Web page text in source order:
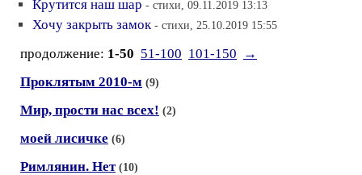
Крутится наш шар - стихи, 09.11.2019 13:13
Хочу закрыть замок - стихи, 25.10.2019 15:55
продолжение: 1-50 51-100 101-150
→
Проклятым 2010-м (9)
Мир, прости нас всех! (2)
моей лисичке (6)
Римлянин. Нет (10)